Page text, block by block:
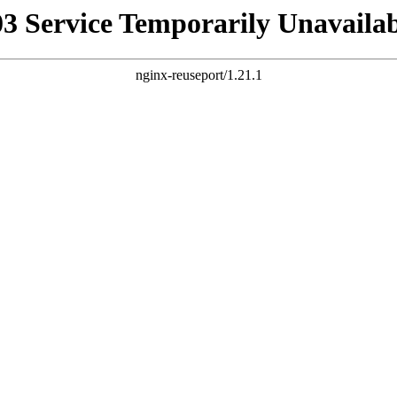
Service Temporarily
nginx-reuseport/1.21.1